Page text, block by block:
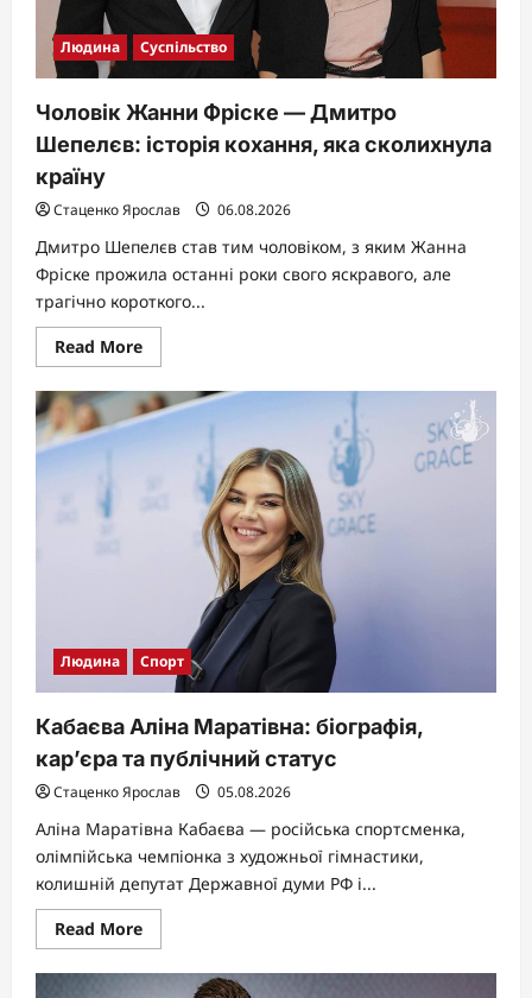
Людина Суспільство
Чоловік Жанни Фріске — Дмитро
Шепелєв: історія кохання, яка сколихнула
країну
Стаценко Ярослав 06.08.2026
Дмитро Шепелєв став тим чоловіком, з яким Жанна
Фріске прожила останні роки свого яскравого, але
трагічно короткого...
Read MoreRead
more
Чоловік
Жанни
Фріске
Дмитро
Шепелєв:
історія
кохання,
сколихнула
Людина Спорт
Кабаєва Аліна Маратівна: біографія,
кар’єра та публічний статус
Стаценко Ярослав 05.08.2026
Аліна Маратівна Кабаєва — російська спортсменка,
олімпійська чемпіонка з художньої гімнастики,
колишній депутат Державної думи РФ і...
Read MoreRead
more
Кабаєва